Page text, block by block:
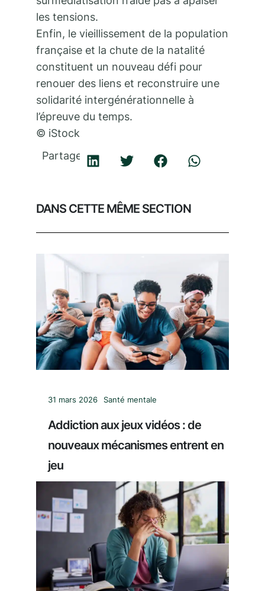
les tensions.
Enfin, le vieillissement de la population
française et la chute de la natalité
constituent un nouveau défi pour
renouer des liens et reconstruire une
solidarité intergénérationnelle à
l’épreuve du temps.
© iStock
Partager
DANS CETTE MÊME SECTION
31 mars 2026 Santé mentale
Addiction aux jeux vidéos : de
nouveaux mécanismes entrent en
jeu